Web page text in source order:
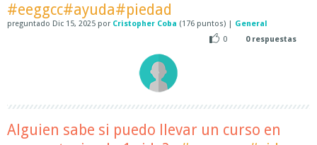
#eeggcc#ayuda#piedad
preguntado Dic 15, 2025 por Cristopher Coba (176 puntos) | General
0
0respuestas
Alguien sabe si puedo llevar un curso en